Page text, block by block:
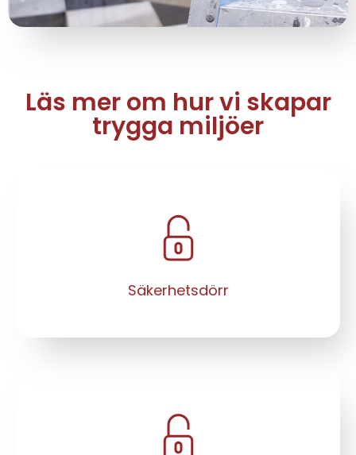
Läs mer om hur vi skapar
trygga miljöer
Säkerhetsdörr